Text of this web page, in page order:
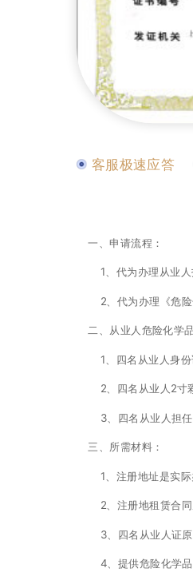
客服极速应答
一、申请流程：
1、代为办理从业人
2、代为办理《危险
二、从业人危险化学
1、四名从业人身份
2、四名从业人2寸
3、四名从业人担任
三、所需材料：
1、注册地址是实际
2、注册地租赁合同
3、四名从业人证原
4、提供危险化学品